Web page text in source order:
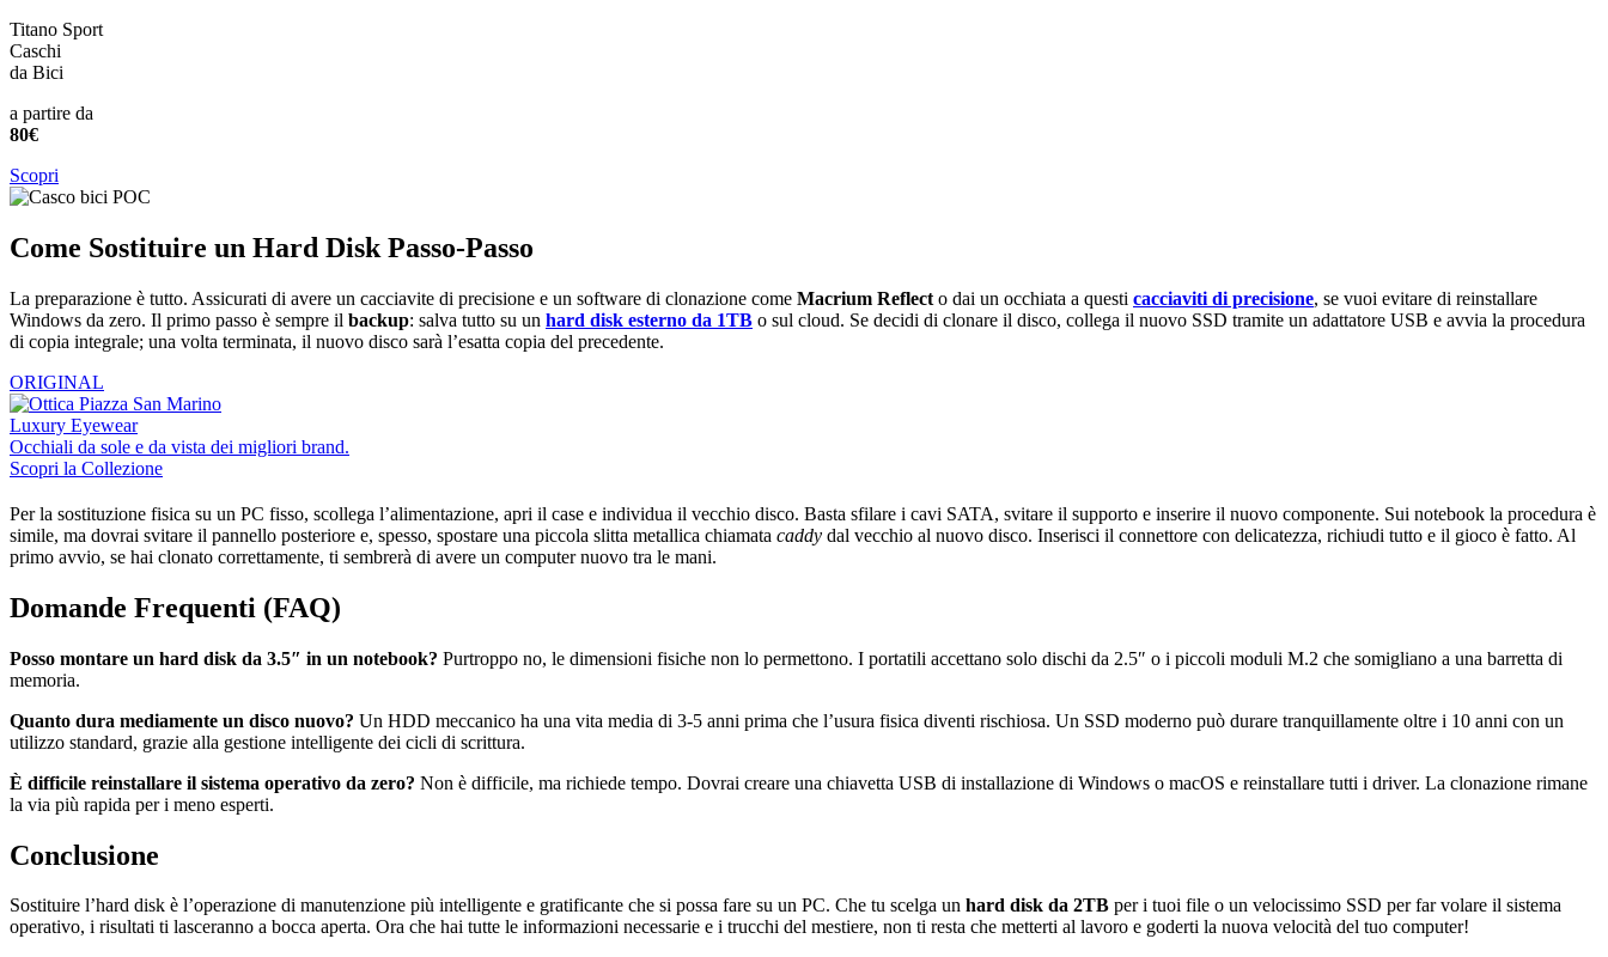
Titano Sport
Caschi
da Bici
a partire da
80€
Scopri
Come Sostituire un Hard Disk Passo-Passo
La preparazione è tutto. Assicurati di avere un cacciavite di precisione e un software di clonazione come Macrium Reflect o dai un occhiata a questi cacciaviti di precisione, se vuoi evitare di reinstallare
Windows da zero. Il primo passo è sempre il backup: salva tutto su un hard disk esterno da 1TB o sul cloud. Se decidi di clonare il disco, collega il nuovo SSD tramite un adattatore USB e avvia la procedura
di copia integrale; una volta terminata, il nuovo disco sarà l’esatta copia del precedente.
ORIGINAL
Luxury Eyewear
Occhiali da sole e da vista dei migliori brand.
Scopri la Collezione
Per la sostituzione fisica su un PC fisso, scollega l’alimentazione, apri il case e individua il vecchio disco. Basta sfilare i cavi SATA, svitare il supporto e inserire il nuovo componente. Sui notebook la procedura è
simile, ma dovrai svitare il pannello posteriore e, spesso, spostare una piccola slitta metallica chiamata caddy dal vecchio al nuovo disco. Inserisci il connettore con delicatezza, richiudi tutto e il gioco è fatto. Al
primo avvio, se hai clonato correttamente, ti sembrerà di avere un computer nuovo tra le mani.
Domande Frequenti (FAQ)
Posso montare un hard disk da 3.5″ in un notebook? Purtroppo no, le dimensioni fisiche non lo permettono. I portatili accettano solo dischi da 2.5″ o i piccoli moduli M.2 che somigliano a una barretta di
memoria.
Quanto dura mediamente un disco nuovo? Un HDD meccanico ha una vita media di 3-5 anni prima che l’usura fisica diventi rischiosa. Un SSD moderno può durare tranquillamente oltre i 10 anni con un
utilizzo standard, grazie alla gestione intelligente dei cicli di scrittura.
È difficile reinstallare il sistema operativo da zero? Non è difficile, ma richiede tempo. Dovrai creare una chiavetta USB di installazione di Windows o macOS e reinstallare tutti i driver. La clonazione rimane
la via più rapida per i meno esperti.
Conclusione
Sostituire l’hard disk è l’operazione di manutenzione più intelligente e gratificante che si possa fare su un PC. Che tu scelga un hard disk da 2TB per i tuoi file o un velocissimo SSD per far volare il sistema
operativo, i risultati ti lasceranno a bocca aperta. Ora che hai tutte le informazioni necessarie e i trucchi del mestiere, non ti resta che metterti al lavoro e goderti la nuova velocità del tuo computer!